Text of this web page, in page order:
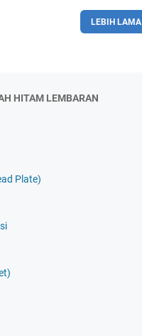
LEBIH LAMA
HITAM LEMBARAN
Plate)